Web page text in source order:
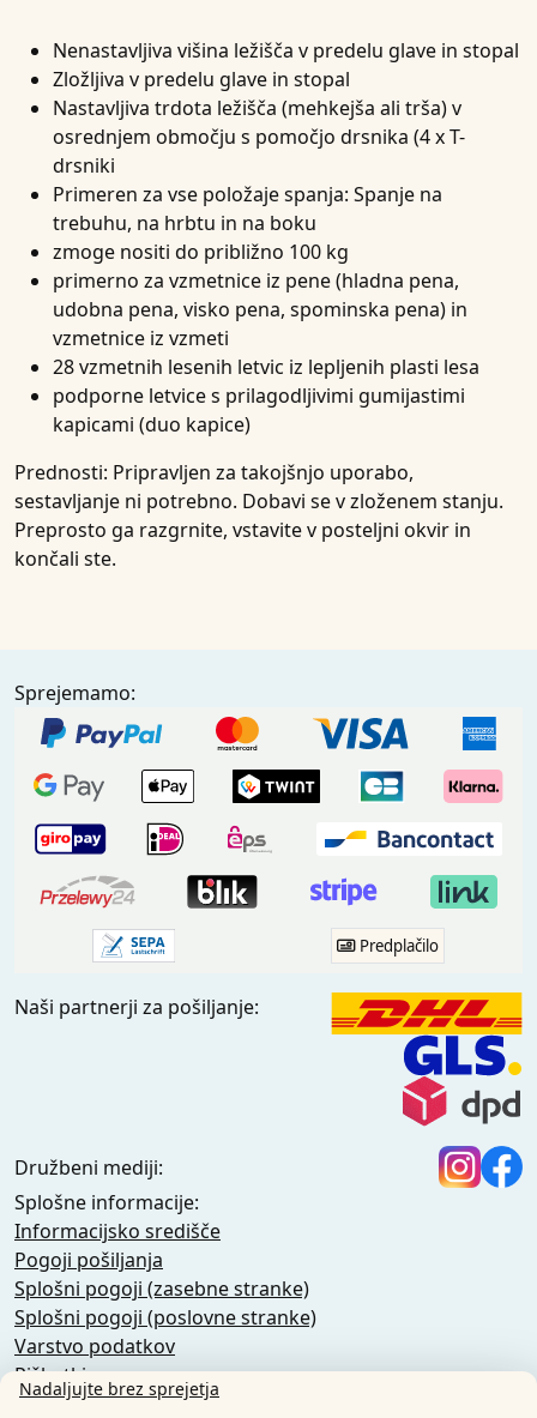
Nenastavljiva višina ležišča v predelu glave in stopal
Zložljiva v predelu glave in stopal
Nastavljiva trdota ležišča (mehkejša ali trša) v
osrednjem območju s pomočjo drsnika (4 x T-
drsniki
Primeren za vse položaje spanja: Spanje na
trebuhu, na hrbtu in na boku
zmoge nositi do približno 100 kg
primerno za vzmetnice iz pene (hladna pena,
udobna pena, visko pena, spominska pena) in
vzmetnice iz vzmeti
28 vzmetnih lesenih letvic iz lepljenih plasti lesa
podporne letvice s prilagodljivimi gumijastimi
kapicami (duo kapice)
Prednosti: Pripravljen za takojšnjo uporabo,
sestavljanje ni potrebno. Dobavi se v zloženem stanju.
Preprosto ga razgrnite, vstavite v posteljni okvir in
končali ste.
Sprejemamo:
Predplačilo
Naši partnerji za pošiljanje:
Družbeni mediji:
Splošne informacije:
Informacijsko središče
Pogoji pošiljanja
Splošni pogoji (zasebne stranke)
Splošni pogoji (poslovne stranke)
Varstvo podatkov
Piškotki
Pravilnik o odpovedi
Nadaljujte brez sprejetja